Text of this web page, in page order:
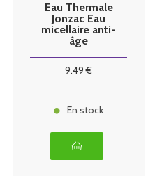
Eau Thermale
Jonzac Eau
micellaire anti-
âge
9.49 €
En stock